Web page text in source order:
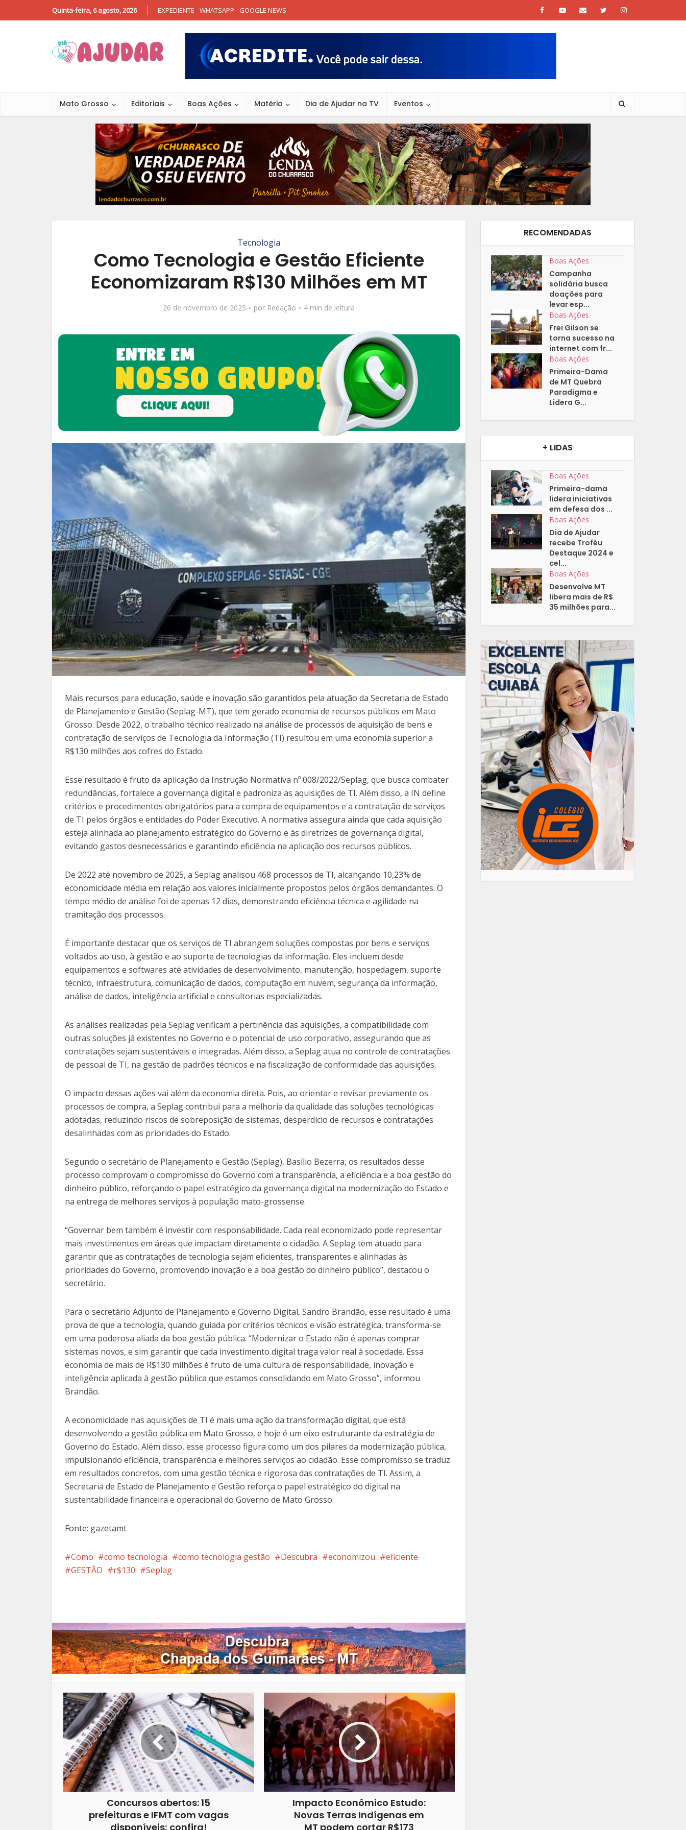
Quinta-feira, 6 agosto, 2026 EXPEDIENTE WHATSAPP GOOGLE NEWS
Mato Grosso Editoriais Boas Ações Matéria Dia de Ajudar na TV Eventos
Tecnologia
Como Tecnologia e Gestão Eficiente
Economizaram R$130 Milhões em MT
26 de novembro de 2025 por Redação 4 min de leitura
Mais recursos para educação, saúde e inovação são garantidos pela atuação da Secretaria de Estado
de Planejamento e Gestão (Seplag-MT), que tem gerado economia de recursos públicos em Mato
Grosso. Desde 2022, o trabalho técnico realizado na análise de processos de aquisição de bens e
contratação de serviços de Tecnologia da Informação (TI) resultou em uma economia superior a
R$130 milhões aos cofres do Estado.
Esse resultado é fruto da aplicação da Instrução Normativa nº 008/2022/Seplag, que busca combater
redundâncias, fortalece a governança digital e padroniza as aquisições de TI. Além disso, a IN define
critérios e procedimentos obrigatórios para a compra de equipamentos e a contratação de serviços
de TI pelos órgãos e entidades do Poder Executivo. A normativa assegura ainda que cada aquisição
esteja alinhada ao planejamento estratégico do Governo e às diretrizes de governança digital,
evitando gastos desnecessários e garantindo eficiência na aplicação dos recursos públicos.
De 2022 até novembro de 2025, a Seplag analisou 468 processos de TI, alcançando 10,23% de
economicidade média em relação aos valores inicialmente propostos pelos órgãos demandantes. O
tempo médio de análise foi de apenas 12 dias, demonstrando eficiência técnica e agilidade na
tramitação dos processos.
É importante destacar que os serviços de TI abrangem soluções compostas por bens e serviços
voltados ao uso, à gestão e ao suporte de tecnologias da informação. Eles incluem desde
equipamentos e softwares até atividades de desenvolvimento, manutenção, hospedagem, suporte
técnico, infraestrutura, comunicação de dados, computação em nuvem, segurança da informação,
análise de dados, inteligência artificial e consultorias especializadas.
As análises realizadas pela Seplag verificam a pertinência das aquisições, a compatibilidade com
outras soluções já existentes no Governo e o potencial de uso corporativo, assegurando que as
contratações sejam sustentáveis e integradas. Além disso, a Seplag atua no controle de contratações
de pessoal de TI, na gestão de padrões técnicos e na fiscalização de conformidade das aquisições.
O impacto dessas ações vai além da economia direta. Pois, ao orientar e revisar previamente os
processos de compra, a Seplag contribui para a melhoria da qualidade das soluções tecnológicas
adotadas, reduzindo riscos de sobreposição de sistemas, desperdício de recursos e contratações
desalinhadas com as prioridades do Estado.
Segundo o secretário de Planejamento e Gestão (Seplag), Basílio Bezerra, os resultados desse
processo comprovam o compromisso do Governo com a transparência, a eficiência e a boa gestão do
dinheiro público, reforçando o papel estratégico da governança digital na modernização do Estado e
na entrega de melhores serviços à população mato-grossense.
“Governar bem também é investir com responsabilidade. Cada real economizado pode representar
mais investimentos em áreas que impactam diretamente o cidadão. A Seplag tem atuado para
garantir que as contratações de tecnologia sejam eficientes, transparentes e alinhadas às
prioridades do Governo, promovendo inovação e a boa gestão do dinheiro público”, destacou o
secretário.
Para o secretário Adjunto de Planejamento e Governo Digital, Sandro Brandão, esse resultado é uma
prova de que a tecnologia, quando guiada por critérios técnicos e visão estratégica, transforma-se
em uma poderosa aliada da boa gestão pública. “Modernizar o Estado não é apenas comprar
sistemas novos, e sim garantir que cada investimento digital traga valor real à sociedade. Essa
economia de mais de R$130 milhões é fruto de uma cultura de responsabilidade, inovação e
inteligência aplicada à gestão pública que estamos consolidando em Mato Grosso”, informou
Brandão.
A economicidade nas aquisições de TI é mais uma ação da transformação digital, que está
desenvolvendo a gestão pública em Mato Grosso, e hoje é um eixo estruturante da estratégia de
Governo do Estado. Além disso, esse processo figura como um dos pilares da modernização pública,
impulsionando eficiência, transparência e melhores serviços ao cidadão. Esse compromisso se traduz
em resultados concretos, com uma gestão técnica e rigorosa das contratações de TI. Assim, a
Secretaria de Estado de Planejamento e Gestão reforça o papel estratégico do digital na
sustentabilidade financeira e operacional do Governo de Mato Grosso.
Fonte: gazetamt
Como como tecnologia como tecnologia gestão Descubra economizou
eficiente
GESTÃO
r$130 Seplag
Concursos abertos: 15
prefeituras e IFMT com vagas
disponíveis; confira!
Impacto Econômico Estudo:
Novas Terras Indígenas em
MT podem cortar R$173
RECOMENDADAS
Boas Ações
Campanha
solidária busca
doações para
levar esp...
Boas Ações
Frei Gilson se
torna sucesso na
internet com fr...
Boas Ações
Primeira-Dama
de MT Quebra
Paradigma e
Lidera G...
+ LIDAS
Boas Ações
Primeira-dama
lidera iniciativas
em defesa dos ...
Boas Ações
Dia de Ajudar
recebe Troféu
Destaque 2024 e
cel...
Boas Ações
Desenvolve MT
libera mais de R$
35 milhões para...